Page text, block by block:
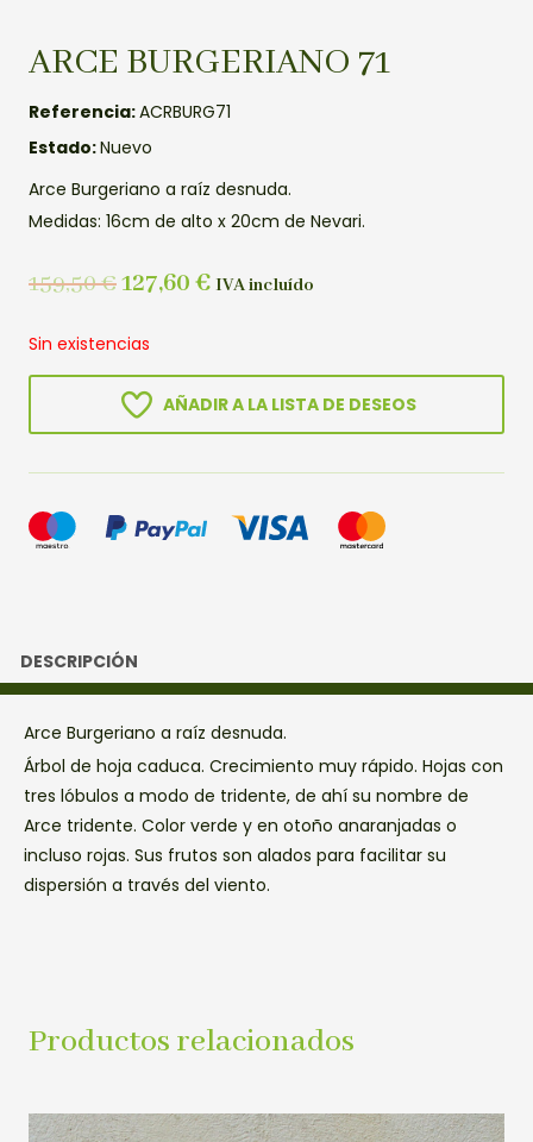
ARCE BURGERIANO 71
Referencia:ACRBURG71
Estado:Nuevo
Arce Burgeriano a raíz desnuda.
Medidas: 16cm de alto x 20cm de Nevari.
159,50€127,60 € IVA incluído
Sin existencias
AÑADIR A LA LISTA DE DESEOS
DESCRIPCIÓN
Arce Burgeriano a raíz desnuda.
Árbol de hoja caduca. Crecimiento muy rápido. Hojas con
tres lóbulos a modo de tridente, de ahí su nombre de
Arce tridente. Color verde y en otoño anaranjadas o
incluso rojas. Sus frutos son alados para facilitar su
dispersión a través del viento.
Productos relacionados